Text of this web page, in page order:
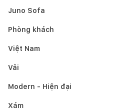
Juno Sofa
Phòng khách
Việt Nam
Vải
Modern - Hiện đại
Xám